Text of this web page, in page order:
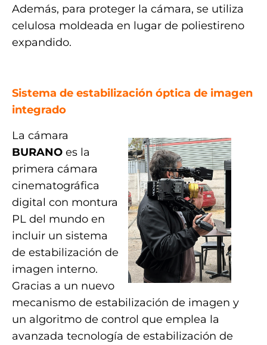
Además, para proteger la cámara, se utiliza
celulosa moldeada en lugar de poliestireno
expandido.
Sistema de estabilización óptica de imagen
integrado
La cámara
BURANO es la
primera cámara
cinematográfica
digital con montura
PL del mundo en
incluir un sistema
de estabilización de
imagen interno.
Gracias a un nuevo
mecanismo de estabilización de imagen y
un algoritmo de control que emplea la
avanzada tecnología de estabilización de